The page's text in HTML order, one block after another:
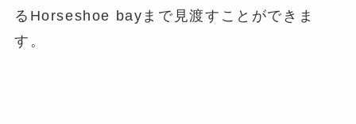
るHorseshoe bayまで見渡すことができま
す。